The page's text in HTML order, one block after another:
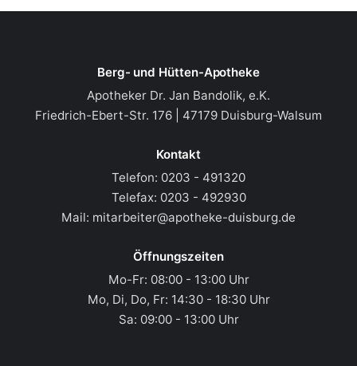
Berg- und Hütten-Apotheke
Apotheker Dr. Jan Bandolik, e.K.
Friedrich-Ebert-Str. 176 | 47179 Duisburg-Walsum
Kontakt
Telefon: 0203 - 491320
Telefax: 0203 - 492930
Mail: mitarbeiter@apotheke-duisburg.de
Öffnungszeiten
Mo-Fr: 08:00 - 13:00 Uhr
Mo, Di, Do, Fr: 14:30 - 18:30 Uhr
Sa: 09:00 - 13:00 Uhr